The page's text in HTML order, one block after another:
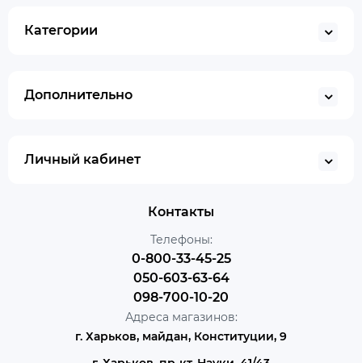
Категории
Дополнительно
Личный кабинет
Контакты
Телефоны:
0-800-33-45-25
050-603-63-64
098-700-10-20
Адреса магазинов:
г. Харьков, майдан, Конституции, 9